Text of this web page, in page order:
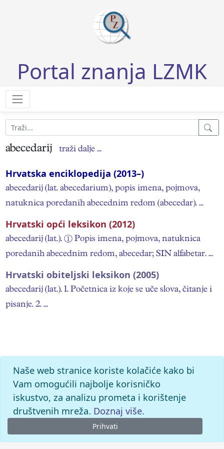
Portal znanja LZMK
abecedarij traži dalje ...
Hrvatska enciklopedija (2013–)
abecedarij (lat. abecedarium), popis imena, pojmova,
natuknica poredanih abecednim redom (abecedar). ...
Hrvatski opći leksikon (2012)
abecedarij (lat.). ① Popis imena, pojmova, natuknica
poredanih abecednim redom, abecedar; SIN alfabetar. ...
Hrvatski obiteljski leksikon (2005)
abecedarij (lat.). 1. Početnica iz koje se uče slova, čitanje i
pisanje. 2. ...
Naše web stranice koriste kolačiće kako bi
Vam omogućili najbolje korisničko
iskustvo, za analizu prometa i korištenje
društvenih mreža. Doznaj više.
Prihvati
© 2026.Leksikografski zavod Miroslav Krleža